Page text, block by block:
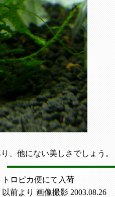
、他にない美しさでしょう。
トロピカ便にて入荷
以前より 画像撮影 2003.08.26